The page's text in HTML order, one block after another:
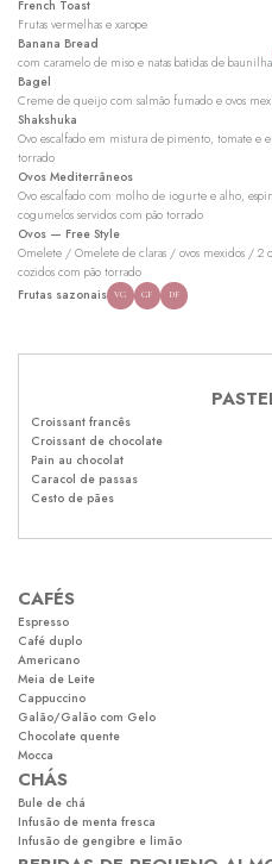
French Toast
Frutas vermelhas e xarope
Banana Bread
com caramelo de miso e natas batidas de baunilha
Bagel
Creme de queijo com salmão fumado e ovos
Shakshuka
Ovo escalfado em mistura de pimento, tomate e
torrado
Ovos Mediterrâneos
Ovo escalfado com molho de iogurte e alho,
cogumelos servidos com pão torrado
Ovos — Free Style
Omelete / Omelete de claras / ovos mexidos / 2
cozidos com pão torrado
Frutas sazonais VG GF DF
Croissant francês
Croissant de chocolate
Pain au chocolat
Caracol de passas
Cesto de pães
CAFÉS
Espresso
Café duplo
Americano
Meia de Leite
Cappuccino
Galão/Galão com Gelo
Chocolate quente
Mocca
CHÁS
Bule de chá
Infusão de menta fresca
Infusão de gengibre e limão